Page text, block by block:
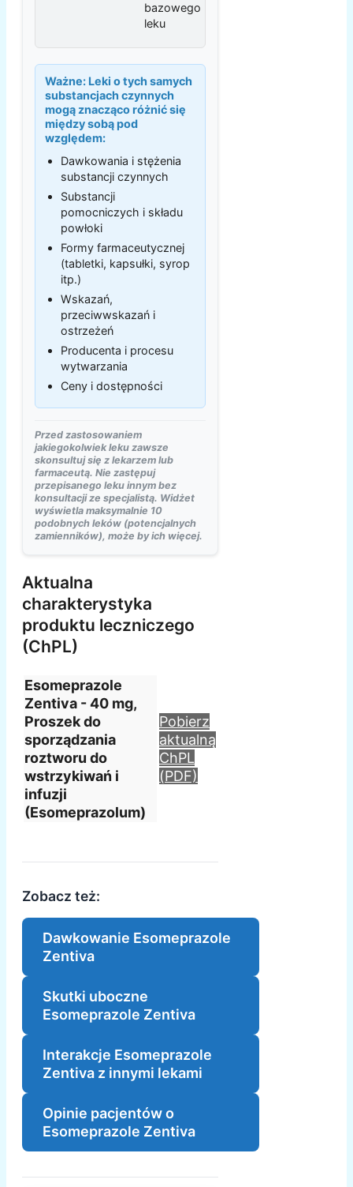
bazowego
leku
Ważne: Leki o tych samych
substancjach czynnych
mogą znacząco różnić się
między sobą pod
względem:
Dawkowania i stężenia
substancji czynnych
Substancji
pomocniczych i składu
powłoki
Formy farmaceutycznej
(tabletki, kapsułki, syrop
itp.)
Wskazań,
przeciwwskazań i
ostrzeżeń
Producenta i procesu
wytwarzania
Ceny i dostępności
Przed zastosowaniem
jakiegokolwiek leku zawsze
skonsultuj się z lekarzem lub
farmaceutą. Nie zastępuj
przepisanego leku innym bez
konsultacji ze specjalistą. Widżet
wyświetla maksymalnie 10
podobnych leków (potencjalnych
zamienników), może by ich więcej.
Aktualna
charakterystyka
produktu leczniczego
(ChPL)
Esomeprazole
Zentiva - 40 mg,
Proszek do
sporządzania
roztworu do
wstrzykiwań i
infuzji
(Esomeprazolum)
Pobierz
aktualną
ChPL
(PDF)
Zobacz też:
Dawkowanie Esomeprazole
Zentiva
Skutki uboczne
Esomeprazole Zentiva
Interakcje Esomeprazole
Zentiva z innymi lekami
Opinie pacjentów o
Esomeprazole Zentiva